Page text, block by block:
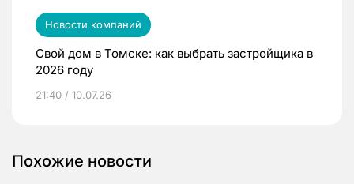
Новости компаний
Свой дом в Томске: как выбрать застройщика в
2026 году
21:40 / 10.07.26
Похожие новости